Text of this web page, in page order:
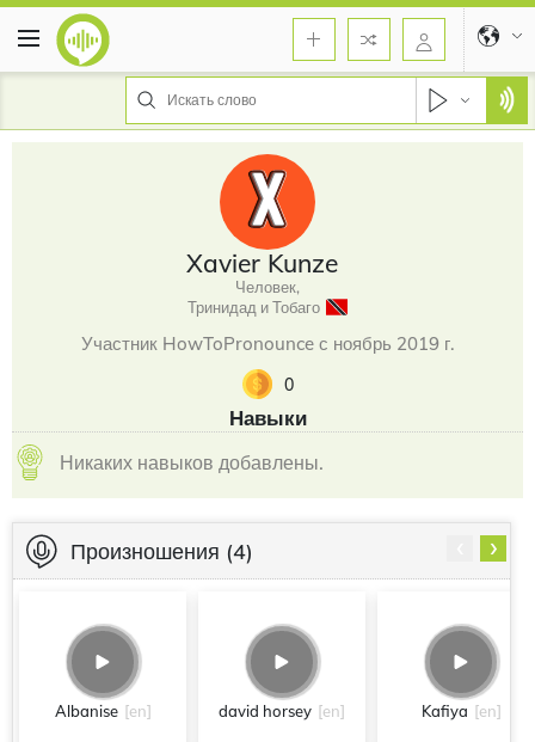
Xavier Kunze
Человек,
Тринидад и Тобаго
Участник HowToPronounce с ноябрь 2019 г.
0
Навыки
Никаких навыков добавлены.
Произношения (4)
Albanise [en] david horsey [en] Kafiya [en]
›